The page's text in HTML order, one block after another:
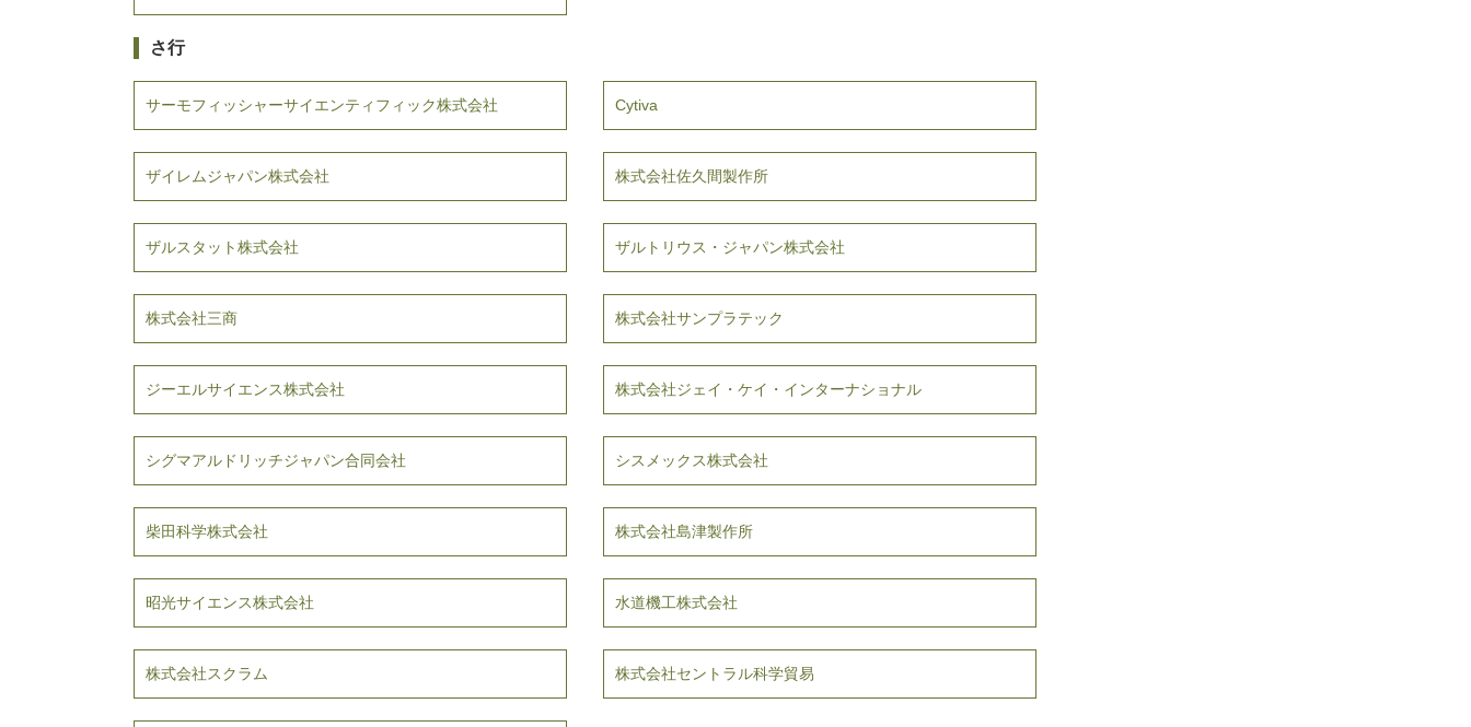
さ行
サーモフィッシャーサイエンティフィック株式会社 Cytiva
ザイレムジャパン株式会社 株式会社佐久間製作所
ザルスタット株式会社 ザルトリウス・ジャパン株式会社
株式会社三商 株式会社サンプラテック
ジーエルサイエンス株式会社 株式会社ジェイ・ケイ・インターナショナル
シグマアルドリッチジャパン合同会社 シスメックス株式会社
柴田科学株式会社 株式会社島津製作所
昭光サイエンス株式会社 水道機工株式会社
株式会社スクラム 株式会社セントラル科学貿易